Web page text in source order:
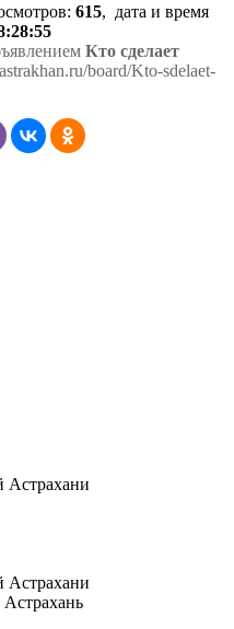
: 615, дата и время
Кто сделает
board/Kto-sdelaet-
Астрахани
Астрахани